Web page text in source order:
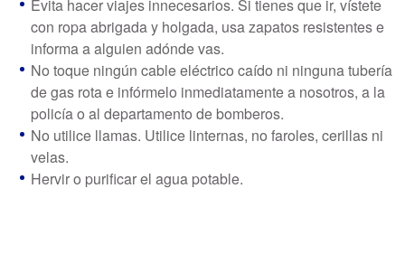
Evita hacer viajes innecesarios. Si tienes que ir, vístete
con ropa abrigada y holgada, usa zapatos resistentes e
informa a alguien adónde vas.
No toque ningún cable eléctrico caído ni ninguna tubería
de gas rota e infórmelo inmediatamente a nosotros, a la
policía o al departamento de bomberos.
No utilice llamas. Utilice linternas, no faroles, cerillas ni
velas.
Hervir o purificar el agua potable.